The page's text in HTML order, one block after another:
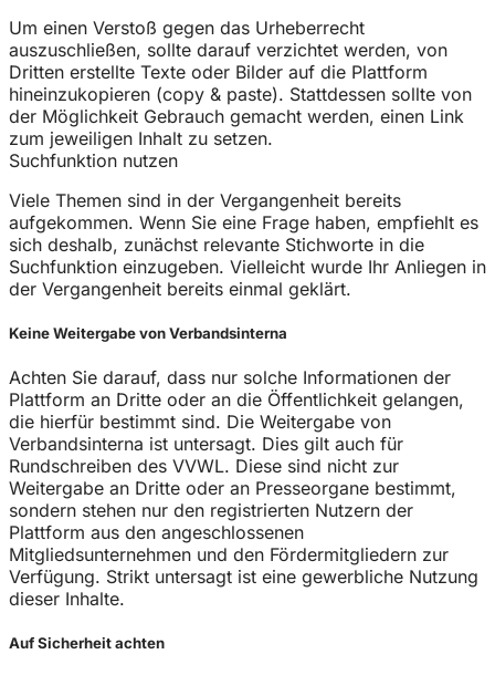
Um einen Verstoß gegen das Urheberrecht
auszuschließen, sollte darauf verzichtet werden, von
Dritten erstellte Texte oder Bilder auf die Plattform
hineinzukopieren (copy & paste). Stattdessen sollte von
der Möglichkeit Gebrauch gemacht werden, einen Link
zum jeweiligen Inhalt zu setzen.
Suchfunktion nutzen
Viele Themen sind in der Vergangenheit bereits
aufgekommen. Wenn Sie eine Frage haben, empfiehlt es
sich deshalb, zunächst relevante Stichworte in die
Suchfunktion einzugeben. Vielleicht wurde Ihr Anliegen in
der Vergangenheit bereits einmal geklärt.
Keine Weitergabe von Verbandsinterna
Achten Sie darauf, dass nur solche Informationen der
Plattform an Dritte oder an die Öffentlichkeit gelangen,
die hierfür bestimmt sind. Die Weitergabe von
Verbandsinterna ist untersagt. Dies gilt auch für
Rundschreiben des VVWL. Diese sind nicht zur
Weitergabe an Dritte oder an Presseorgane bestimmt,
sondern stehen nur den registrierten Nutzern der
Plattform aus den angeschlossenen
Mitgliedsunternehmen und den Fördermitgliedern zur
Verfügung. Strikt untersagt ist eine gewerbliche Nutzung
dieser Inhalte.
Auf Sicherheit achten